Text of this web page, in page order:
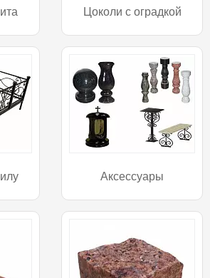
Цоколи с оградкой
Аксессуары